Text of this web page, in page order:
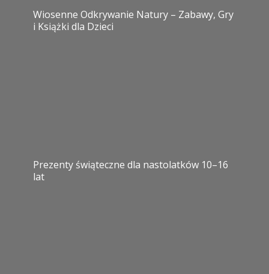
Wiosenne Odkrywanie Natury – Zabawy, Gry
i Książki dla Dzieci
Prezenty świąteczne dla nastolatków 10–16
lat